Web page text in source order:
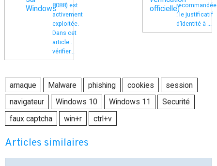
8088) est
activement
exploitée.
Dans cet
article :
vérifier...
recommandée
: le justificatif
d’identité à ...
arnaque Malware phishing cookies
session
navigateur
Windows 10 Windows 11
Securité
faux captcha
win+r ctrl+v
Articles similaires